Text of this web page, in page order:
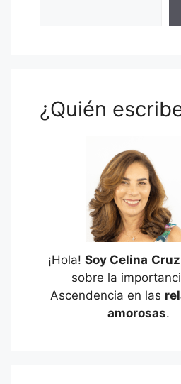
¿Quién
¡Hola! Soy Celina Cruz
sobre la
Ascendencia en las
amorosas.